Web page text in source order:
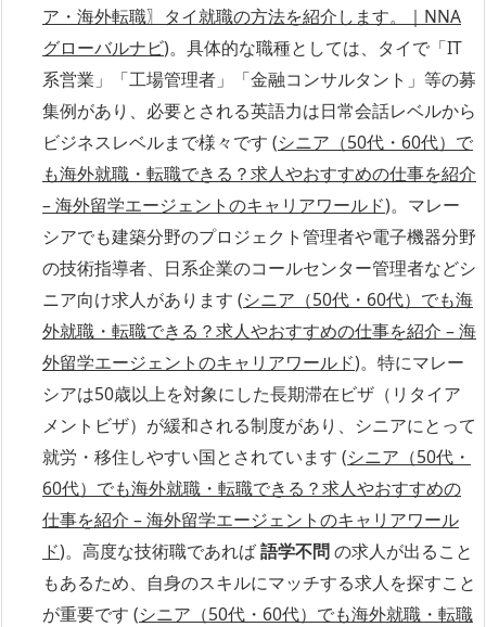
ア・海外転職〗タイ就職の方法を紹介します。｜NNA
グローバルナビ)。具体的な職種としては、タイで「IT
系営業」「工場管理者」「金融コンサルタント」等の募
集例があり、必要とされる英語力は日常会話レベルから
ビジネスレベルまで様々です (シニア（50代・60代）で
も海外就職・転職できる？求人やおすすめの仕事を紹介
– 海外留学エージェントのキャリアワールド)。マレー
シアでも建築分野のプロジェクト管理者や電子機器分野
の技術指導者、日系企業のコールセンター管理者などシ
ニア向け求人があります (シニア（50代・60代）でも海
外就職・転職できる？求人やおすすめの仕事を紹介 – 海
外留学エージェントのキャリアワールド)。特にマレー
シアは50歳以上を対象にした長期滞在ビザ（リタイア
メントビザ）が緩和される制度があり、シニアにとって
就労・移住しやすい国とされています (シニア（50代・
60代）でも海外就職・転職できる？求人やおすすめの
仕事を紹介 – 海外留学エージェントのキャリアワール
ド)。高度な技術職であれば語学不問の求人が出ること
もあるため、自身のスキルにマッチする求人を探すこと
が重要です (シニア（50代・60代）でも海外就職・転職